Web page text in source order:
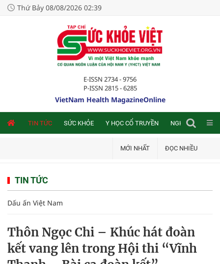
Thứ Bảy 08/08/2026 02:39
E-ISSN 2734 - 9756
P-ISSN 2815 - 6285
VietNam Health MagazineOnline
TIN TỨC SỨC KHỎE Y HỌC CỔ TRUYỀN NGHIÊN CỨU
MỚI NHẤT ĐỌC NHIỀU
TIN TỨC
Dấu ấn Việt Nam
Thôn Ngọc Chi – Khúc hát đoàn
kết vang lên trong Hội thi “Vĩnh